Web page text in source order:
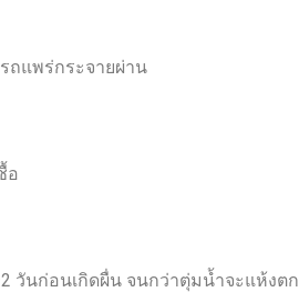
ถแพร่กระจายผ่าน
อ
วันก่อนเกิดผื่น จนกว่าตุ่มน้ำจะแห้งตก